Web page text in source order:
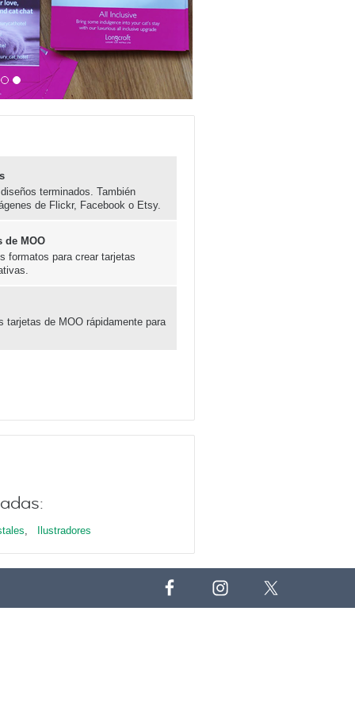
terminados. También
de Flickr, Facebook o Etsy.
de MOO
formatos para crear tarjetas
tarjetas de MOO rápidamente para
, Ilustradores